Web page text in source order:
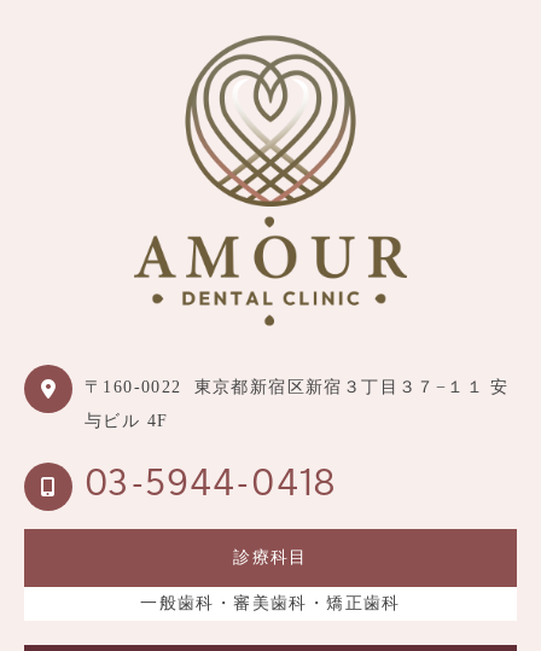
〒160-0022
東京都新宿区新宿３丁目３７−１１ 安
与ビル 4F
03-5944-0418
診療科目
一般歯科・審美歯科・矯正歯科